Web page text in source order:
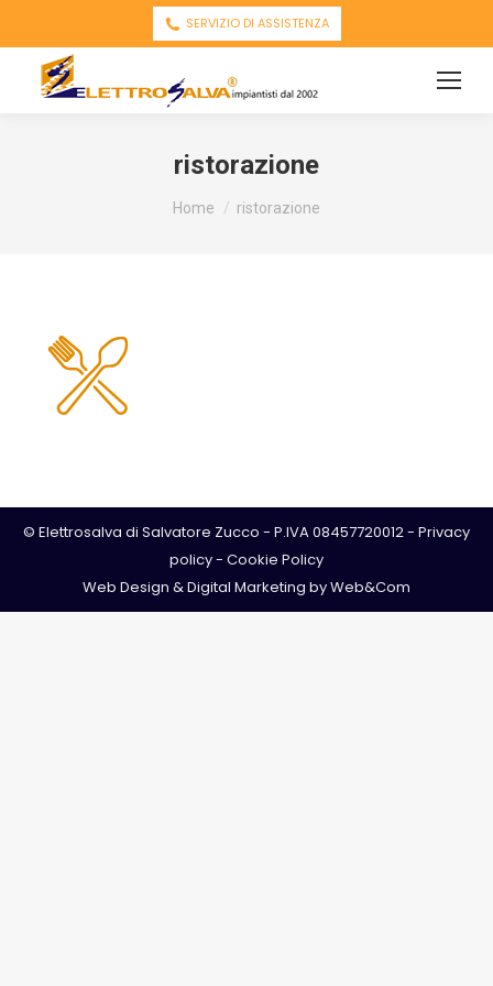
SERVIZIO DI ASSISTENZA
ristorazione
You are here:
Home ristorazione
© Elettrosalva di Salvatore Zucco - P.IVA 08457720012 - Privacy
policy- Cookie Policy
Web Design & Digital Marketing byWeb&Com